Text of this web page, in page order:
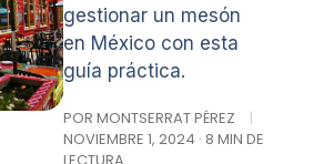
gestionar un mesón
en México con esta
guía práctica.
POR MONTSERRAT PÉREZ
|
NOVIEMBRE 1, 2024 · 8 MIN DE